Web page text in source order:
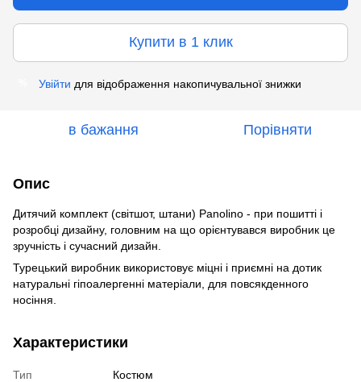
Купити в 1 клик
Увійти для відображення накопичувальної знижки
в бажання Порівняти
Опис
Дитячий комплект (світшот, штани) Panolino - при пошитті і
розробці дизайну, головним на що орієнтувався виробник це
зручність і сучасний дизайн.
Турецький виробник використовує міцні і приємні на дотик
натуральні гіпоалергенні матеріали, для повсякденного
носіння.
Характеристики
Тип
Костюм